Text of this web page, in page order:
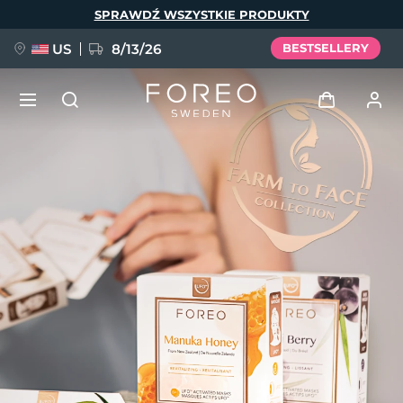
SPRAWDŹ WSZYSTKIE PRODUKTY
US 8/13/26 BESTSELLERY
Zaloguj
Profil użytkownika
Moje urządzenia
Moje zamówienia
Moje adresy
Moje subskrypcje
FAQ™ Pure Beauty-Tech Elixir
BREAKING NEWS
issa™ Teeth Whitening Set
English Deutsch
Español
Français
Italiano
Português
Polski
Svenska
Русский
简体中文 繁體中文